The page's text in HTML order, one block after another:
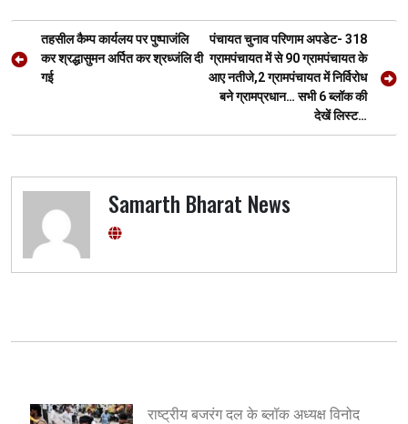
o
o
k
A
p
a
m
g
er
Post
navigation
तहसील कैम्प कार्यलय पर पुष्पाजंलि
कर श्रद्धासुमन अर्पित कर श्रध्जंलि दी
गई
पंचायत चुनाव परिणाम अपडेट- 318
ग्रामपंचायत में से 90 ग्रामपंचायत के
आए नतीजे,2 ग्रामपंचायत में निर्विरोध
बने ग्रामप्रधान… सभी 6 ब्लॉक की
देखें लिस्ट…
Samarth Bharat News
राष्ट्रीय बजरंग दल के ब्लॉक अध्यक्ष विनोद